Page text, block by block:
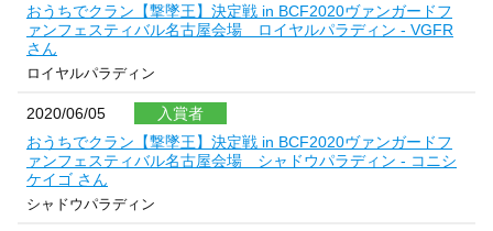
おうちでクラン【撃墜王】決定戦 in BCF2020ヴァンガードフ
ァンフェスティバル名古屋会場 ロイヤルパラディン - VGFR
さん
ロイヤルパラディン
2020/06/05
入賞者
おうちでクラン【撃墜王】決定戦 in BCF2020ヴァンガードフ
ァンフェスティバル名古屋会場 シャドウパラディン - コニシ
ケイゴ さん
シャドウパラディン